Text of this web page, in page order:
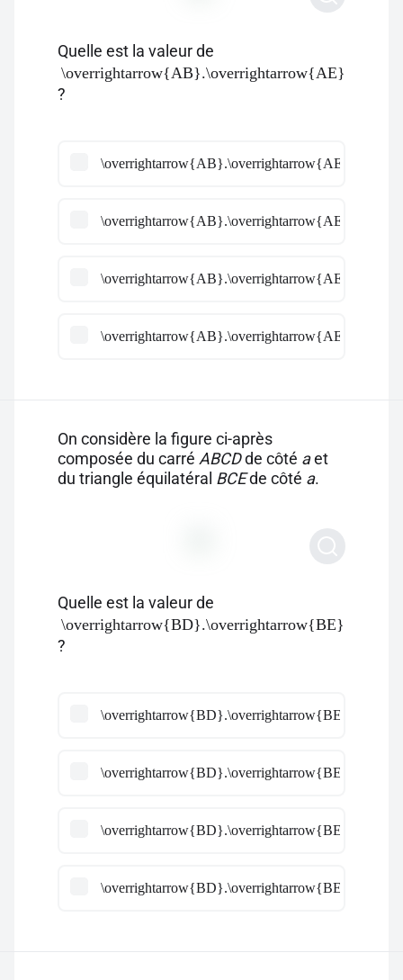
Quelle est la valeur de
\overrightarrow{AB}.\overrightarrow{AE}
?
\overrightarrow{AB}.\overrightarrow{AE} =a^2
\overrightarrow{AB}.\overrightarrow{AE} =a^2
\overrightarrow{AB}.\overrightarrow{AE} =-a^2
\overrightarrow{AB}.\overrightarrow{AE} =-a^2
On considère la figure ci-après
composée du carré ABCDde côté aet
du triangle équilatéral BCEde côté a.
Quelle est la valeur de
\overrightarrow{BD}.\overrightarrow{BE}
?
\overrightarrow{BD}.\overrightarrow{BE}
\overrightarrow{BD}.\overrightarrow{BE}
\overrightarrow{BD}.\overrightarrow{BE}
\overrightarrow{BD}.\overrightarrow{BE}